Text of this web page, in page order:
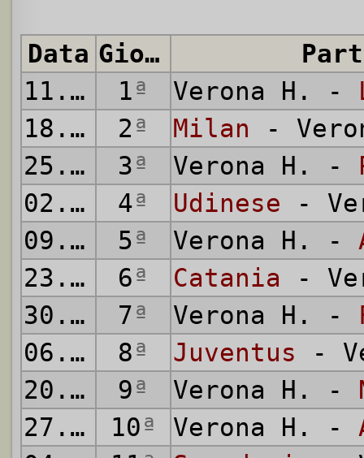
Data Giornata
11.09.
1983
1ª Verona H. -
18.09.
1983
2ª Milan -
25.09.
1983
3ª Verona H. -
02.10.
1983
4ª Udinese -
09.10.
1983
5ª Verona H. -
23.10.
1983
6ª Catania -
30.10.
1983
7ª Verona H. -
06.11.
1983
8ª Juventus -
20.11.
1983
9ª Verona H. -
27.11.
1983
10ª Verona H. -